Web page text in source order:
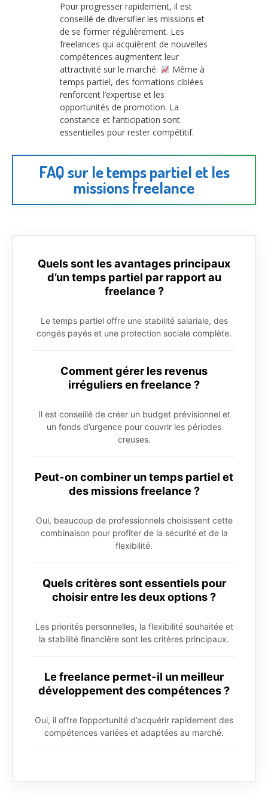
Pour progresser rapidement, il est
conseillé de diversifier les missions et
de se former régulièrement. Les
freelances qui acquièrent de nouvelles
compétences augmentent leur
attractivité sur le marché.
Même à
temps partiel, des formations ciblées
renforcent l’expertise et les
opportunités de promotion. La
constance et l’anticipation sont
essentielles pour rester compétitif.
FAQ sur le temps partiel et les
missions freelance
Quels sont les avantages principaux
d’un temps partiel par rapport au
freelance ?
Le temps partiel offre une stabilité salariale, des
congés payés et une protection sociale complète.
Comment gérer les revenus
irréguliers en freelance ?
Il est conseillé de créer un budget prévisionnel et
un fonds d’urgence pour couvrir les périodes
creuses.
Peut-on combiner un temps partiel et
des missions freelance ?
Oui, beaucoup de professionnels choisissent cette
combinaison pour profiter de la sécurité et de la
flexibilité.
Quels critères sont essentiels pour
choisir entre les deux options ?
Les priorités personnelles, la flexibilité souhaitée et
la stabilité financière sont les critères principaux.
Le freelance permet-il un meilleur
développement des compétences ?
Oui, il offre l’opportunité d’acquérir rapidement des
compétences variées et adaptées au marché.